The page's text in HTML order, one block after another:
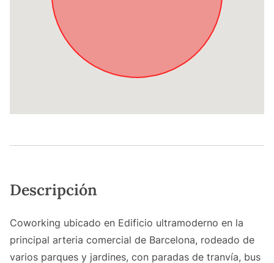
Descripción
Coworking ubicado en Edificio ultramoderno en la
principal arteria comercial de Barcelona, rodeado de
varios parques y jardines, con paradas de tranvía, bus